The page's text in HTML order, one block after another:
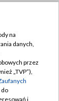
na
danych,
przez
„TVP”),
do
i